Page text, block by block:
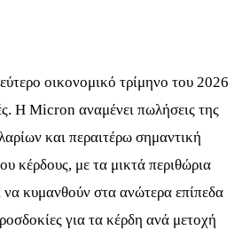
οικονομικό τρίμηνο του 2026
Η Micron αναμένει πωλήσεις της
και περαιτέρω σημαντική
κέρδους, με τα μικτά περιθώρια
να κυμανθούν στα ανώτερα επίπεδα
για τα κέρδη ανά μετοχή